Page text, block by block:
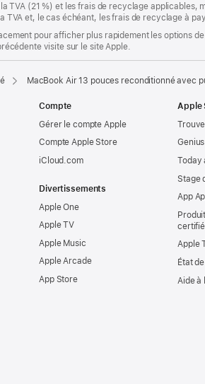
TVA (21 %) et les frais de recyclage
TVA et, le cas échéant, les frais de recyclage à
pour afficher plus rapidement les options
visite sur le site Apple.
MacBook Air 13 pouces reconditionné avec
Compte
Gérer le compte Apple
Compte Apple Store
iCloud.com
Divertissements
Apple One
Apple TV
Apple Music
Apple Arcade
App Store
Apple
Today
Stage
App
Apple
État
Aide à